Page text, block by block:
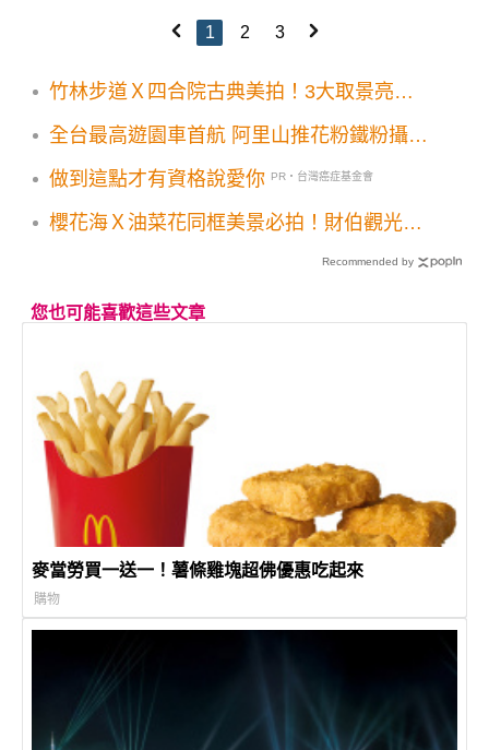
1 2 3
竹林步道Ｘ四合院古典美拍！3大取景亮點
全台最高遊園車首航 阿里山推花粉鐵粉攝影
做到這點才有資格說愛你 PR・台灣癌症基金會
櫻花海Ｘ油菜花同框美景必拍！財伯觀光果
Recommended by
您也可能喜歡這些文章
麥當勞買一送一！薯條雞塊超佛優惠吃起來
購物